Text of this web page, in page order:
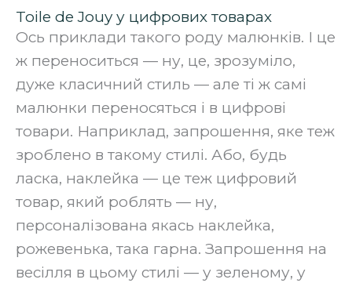
Toile de Jouy у цифрових товарах
Ось приклади такого роду малюнків. І це
ж переноситься — ну, це, зрозуміло,
дуже класичний стиль — але ті ж самі
малюнки переносяться і в цифрові
товари. Наприклад, запрошення, яке теж
зроблено в такому стилі. Або, будь
ласка, наклейка — це теж цифровий
товар, який роблять — ну,
персоналізована якась наклейка,
рожевенька, така гарна. Запрошення на
весілля в цьому стилі — у зеленому, у